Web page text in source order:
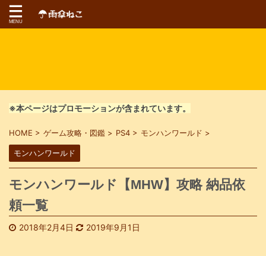
※本ページはプロモーションが含まれています。
HOME > ゲーム攻略・図鑑 > PS4 > モンハンワールド >
モンハンワールド
モンハンワールド【MHW】攻略 納品依
頼一覧
2018年2月4日 2019年9月1日